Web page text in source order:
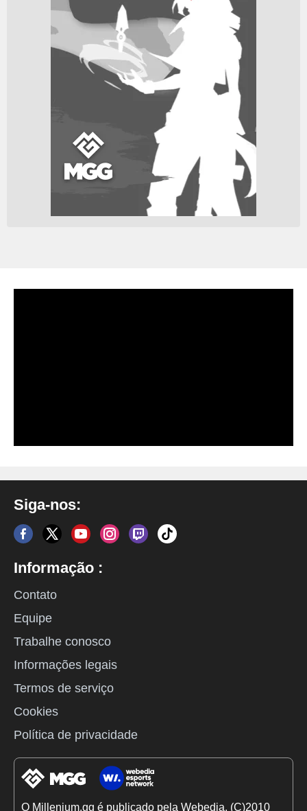
Siga-nos:
Informação :
Contato
Equipe
Trabalhe conosco
Informações legais
Termos de serviço
Cookies
Política de privacidade
O Millenium.gg é publicado pela Webedia. (C)2010